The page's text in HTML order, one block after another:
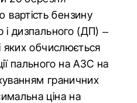
бензину
і дизпального (ДП) –
яких обчислюється
пального на АЗС на
граничних
ціна на